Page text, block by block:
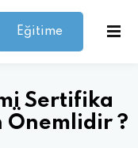
Eğitime
Sertifika
Önemlidir ?